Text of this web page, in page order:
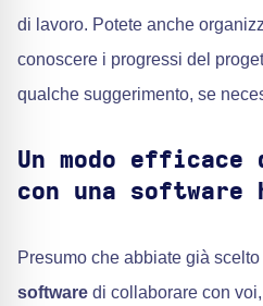
di lavoro. Potete anche
conoscere i progressi del
qualche suggerimento, se
Un modo
con una software
Presumo che abbiate già scelto
software di collaborare con